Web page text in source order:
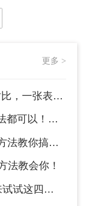
更多 >
看懂怎么选！
赶紧试试！
你搞定！
法教会你！
压缩方法！